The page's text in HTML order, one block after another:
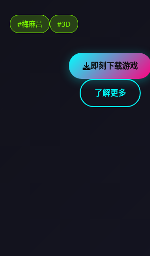
#梅麻吕 #3D
即刻下载游戏
了解更多